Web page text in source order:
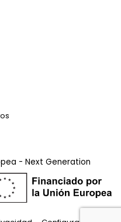
- Next Generation